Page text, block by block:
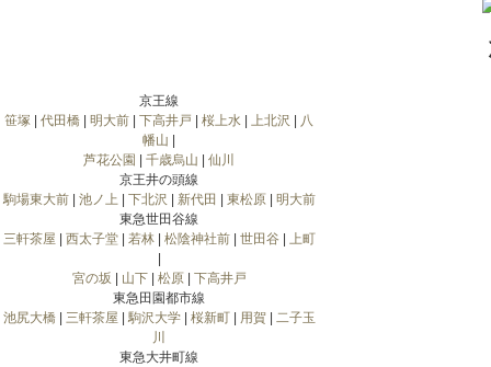
京王線
笹塚
代田橋 明大前 下高井戸 桜上水 上北沢
八
幡山
芦花公園
千歳烏山
仙川
京王井の頭線
駒場東大前| 池ノ上 下北沢 新代田 東松原| 明大前
東急世田谷線
三軒茶屋
西太子堂| 若林| 松陰神社前| 世田谷
上町
宮の坂
山下| 松原| 下高井戸
東急田園都市線
池尻大橋| 三軒茶屋 駒沢大学| 桜新町| 用賀| 二子玉
川
東急大井町線